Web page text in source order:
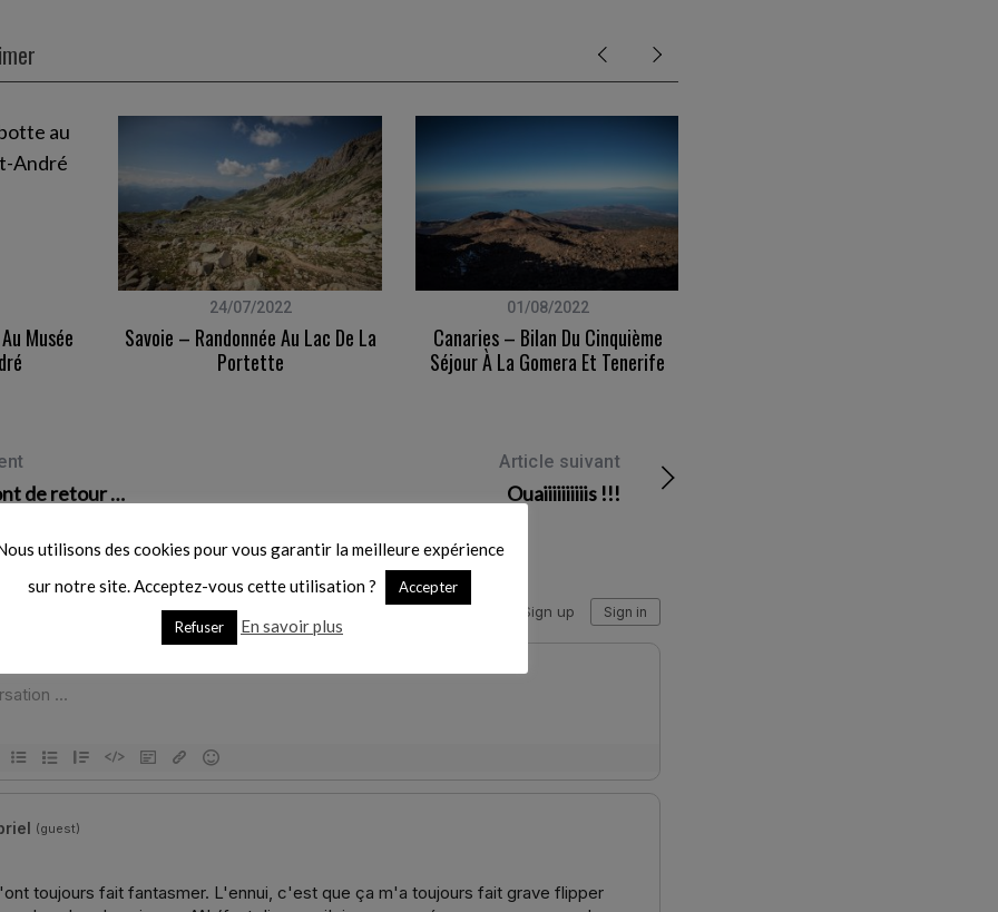
Musée
24/07/2022
Savoie – Randonnée Au Lac De La
Portette
01/08/2022
Canaries – Bilan Du Cinquième
Séjour À La Gomera Et Tenerife
de retour …
Article suivant
Ouaiiiiiiiiiis !!!
utilisons des cookies pour vous garantir la meilleure expérience
sur notre site. Acceptez-vous cette utilisation ?
Accepter
Refuser En savoir plus